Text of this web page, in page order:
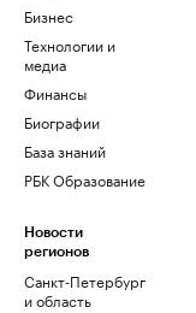
Бизнес
Технологии и
медиа
Финансы
Биографии
База знаний
РБК Образование
Новости
регионов
Санкт-Петербург
и область